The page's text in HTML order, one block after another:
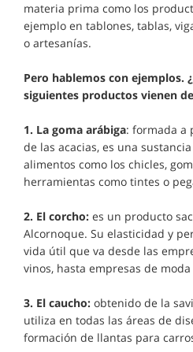
materia prima como los
ejemplo en tablones, tablas,
o artesanías.
Pero hablemos con ejemplos.
siguientes productos vienen
1. La goma arábiga: formada a
de las acacias, es una
alimentos como los chicles,
herramientas como tintes o
2. El corcho: es un producto
Alcornoque. Su elasticidad y
vida útil que va desde las
vinos, hasta empresas de
3. El caucho: obtenido de la
utiliza en todas las áreas de
formación de llantas para